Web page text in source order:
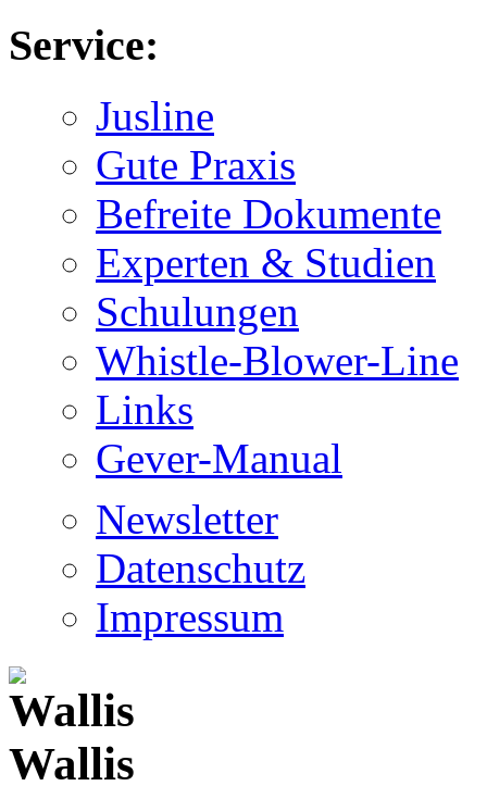
Service:
Jusline
Gute Praxis
Befreite Dokumente
Experten & Studien
Schulungen
Whistle-Blower-Line
Links
Gever-Manual
Newsletter
Datenschutz
Impressum
Wallis